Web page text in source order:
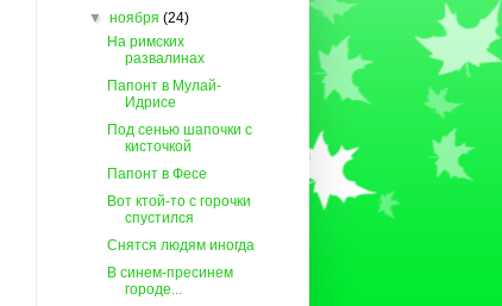
▼ноября(24)
На римских
развалинах
Папонт в Мулай-
Идрисе
Под сенью шапочки с
кисточкой
Папонт в Фесе
Вот ктой-то с горочки
спустился
Снятся людям иногда
В синем-пресинем
городе...